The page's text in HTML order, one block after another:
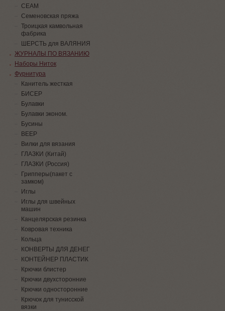
СЕАМ
Семеновская пряжа
Троицкая камвольная
фабрика
ШЕРСТЬ для ВАЛЯНИЯ
ЖУРНАЛЫ ПО ВЯЗАНИЮ
Наборы Ниток
Фурнитура
Канитель жесткая
БИСЕР
Булавки
Булавки эконом.
Бусины
ВЕЕР
Вилки для вязания
ГЛАЗКИ (Китай)
ГЛАЗКИ (Россия)
Грипперы(пакет с
замком)
Иглы
Иглы для швейных
машин
Канцелярская резинка
Ковровая техника
Кольца
КОНВЕРТЫ ДЛЯ ДЕНЕГ
КОНТЕЙНЕР ПЛАСТИК
Крючки блистер
Крючки двухсторонние
Крючки односторонние
Крючок для тунисской
вязки